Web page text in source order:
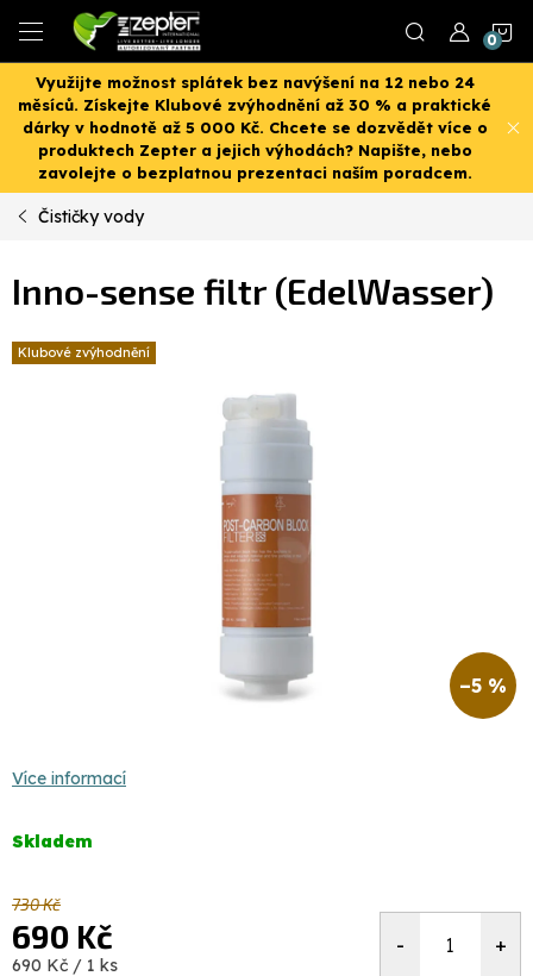
obsah
Využijte možnost splátek bez navýšení na 12 nebo 24
měsíců. Získejte Klubové zvýhodnění až 30 % a praktické
dárky v hodnotě až 5 000 Kč. Chcete se dozvědět více o
produktech Zepter a jejich výhodách? Napište, nebo
zavolejte o bezplatnou prezentaci naším poradcem.
Čističky vody
Inno-sense filtr (EdelWasser)
Klubové zvýhodnění
–5 %
Více informací
Skladem
730 Kč
690 Kč
Měrná
690 Kč / 1 ks